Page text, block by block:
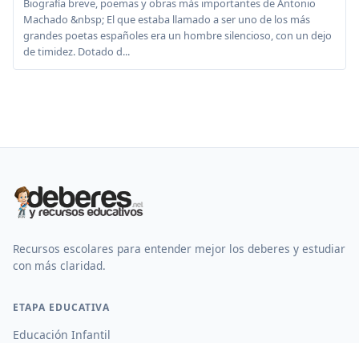
Biografía breve, poemas y obras más importantes de Antonio
Machado &nbsp; El que estaba llamado a ser uno de los más
grandes poetas españoles era un hombre silencioso, con un dejo
de timidez. Dotado d...
Recursos escolares para entender mejor los deberes y estudiar
con más claridad.
ETAPA EDUCATIVA
Educación Infantil